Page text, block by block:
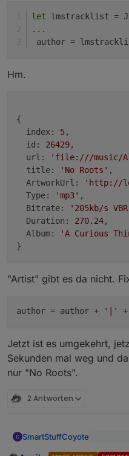
let lmstracklist =
...
author =
Hm.
{
index:
5,
id:
26429,
url:
'file:///music/
title:
'No Roots' ,
ArtworkUrl:
'http://
Type:
'mp3' ,
Bitrate:
'205kb/s
Duration:
270.24,
Album:
'A Curious
"Artist" gibt es da nicht.
author = author + '|'
Jetzt ist es umgekehrt,
Sekunden mal weg und
nur "No Roots".
2 Antworten
SmartStuffCoyote